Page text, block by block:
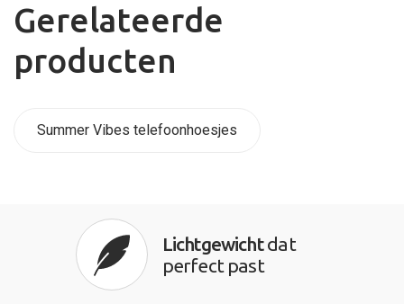
Gerelateerde
producten
Summer Vibes telefoonhoesjes
Lichtgewichtdat
perfect past